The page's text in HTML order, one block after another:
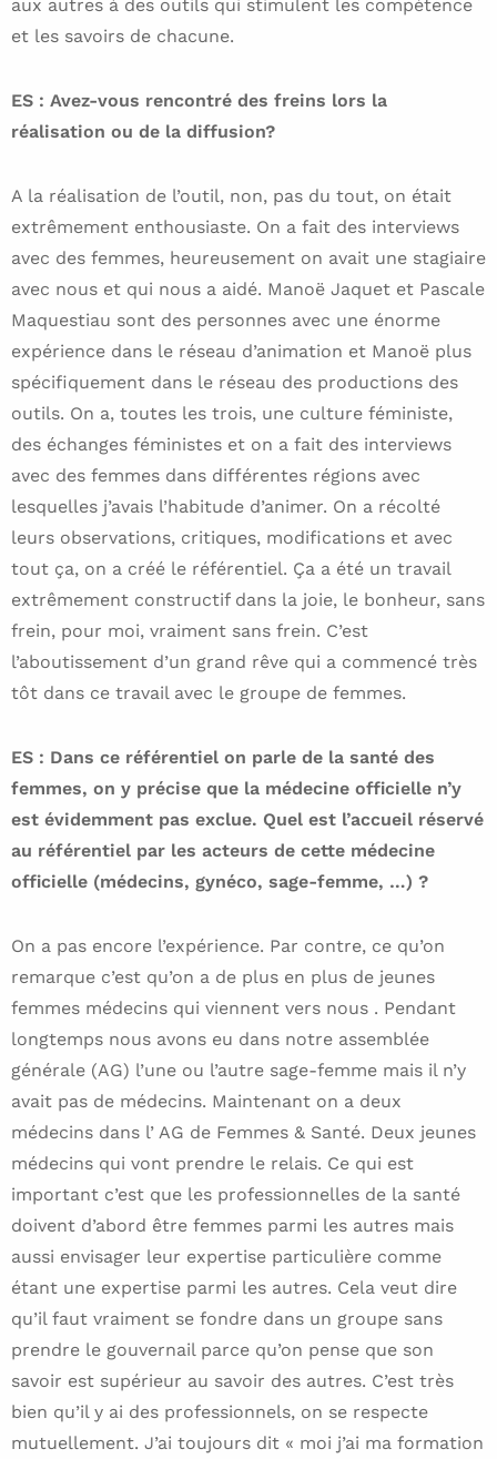
aux autres à des outils qui stimulent les compétence
et les savoirs de chacune.
ES : Avez-vous rencontré des freins lors la
réalisation ou de la diffusion?
A la réalisation de l’outil, non, pas du tout, on était
extrêmement enthousiaste. On a fait des interviews
avec des femmes, heureusement on avait une stagiaire
avec nous et qui nous a aidé. Manoë Jaquet et Pascale
Maquestiau sont des personnes avec une énorme
expérience dans le réseau d’animation et Manoë plus
spécifiquement dans le réseau des productions des
outils. On a, toutes les trois, une culture féministe,
des échanges féministes et on a fait des interviews
avec des femmes dans différentes régions avec
lesquelles j’avais l’habitude d’animer. On a récolté
leurs observations, critiques, modifications et avec
tout ça, on a créé le référentiel. Ça a été un travail
extrêmement constructif dans la joie, le bonheur, sans
frein, pour moi, vraiment sans frein. C’est
l’aboutissement d’un grand rêve qui a commencé très
tôt dans ce travail avec le groupe de femmes.
ES : Dans ce référentiel on parle de la santé des
femmes, on y précise que la médecine officielle n’y
est évidemment pas exclue. Quel est l’accueil réservé
au référentiel par les acteurs de cette médecine
officielle (médecins, gynéco, sage-femme, …) ?
On a pas encore l’expérience. Par contre, ce qu’on
remarque c’est qu’on a de plus en plus de jeunes
femmes médecins qui viennent vers nous . Pendant
longtemps nous avons eu dans notre assemblée
générale (AG) l’une ou l’autre sage-femme mais il n’y
avait pas de médecins. Maintenant on a deux
médecins dans l’ AG de Femmes & Santé. Deux jeunes
médecins qui vont prendre le relais. Ce qui est
important c’est que les professionnelles de la santé
doivent d’abord être femmes parmi les autres mais
aussi envisager leur expertise particulière comme
étant une expertise parmi les autres. Cela veut dire
qu’il faut vraiment se fondre dans un groupe sans
prendre le gouvernail parce qu’on pense que son
savoir est supérieur au savoir des autres. C’est très
bien qu’il y ai des professionnels, on se respecte
mutuellement. J’ai toujours dit « moi j’ai ma formation